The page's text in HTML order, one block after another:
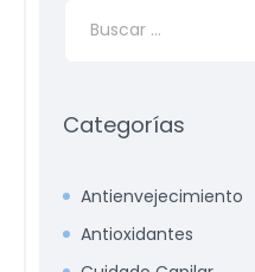
Categorías
Antienvejecimiento
Antioxidantes